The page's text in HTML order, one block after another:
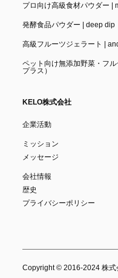
プロ向け高級食材パウダー |
発酵食品パウダー | deep dip
高級フルーツジェラート |
ペット向け無添加野菜・フ
プラス）
KELO株式会社
企業活動
ミッション
メッセージ
会社情報
歴史
プライバシーポリシー
Copyright © 2016-2024 株式